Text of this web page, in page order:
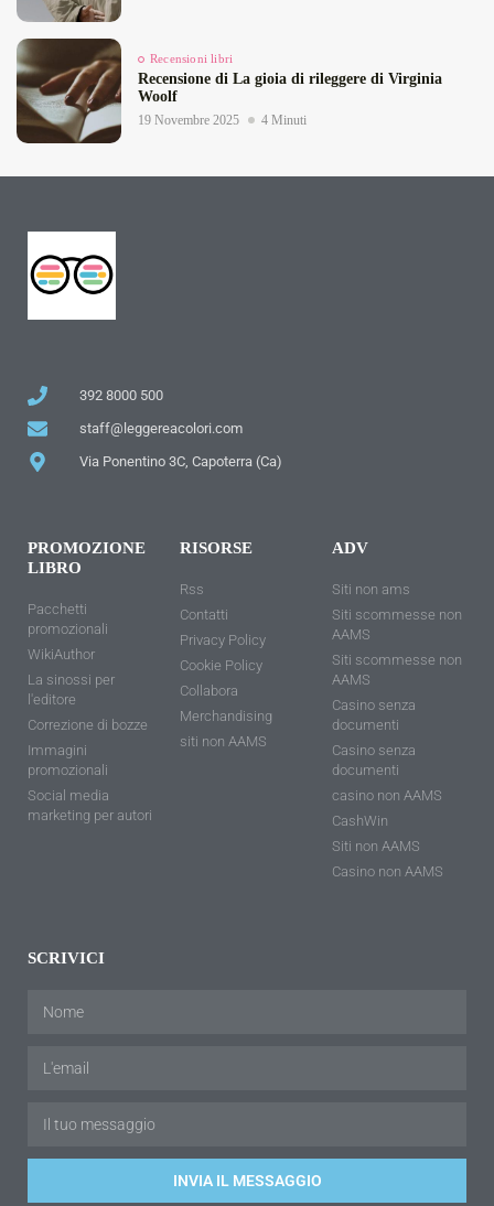
Recensioni libri
Recensione di La gioia di rileggere di Virginia
Woolf
19 Novembre 2025 4 Minuti
392 8000 500
staff@leggereacolori.com
Via Ponentino 3C, Capoterra (Ca)
PROMOZIONE
LIBRO
Pacchetti
promozionali
WikiAuthor
La sinossi per
l'editore
Correzione di bozze
Immagini
promozionali
Social media
marketing per autori
RISORSE
Rss
Contatti
Privacy Policy
Cookie Policy
Collabora
Merchandising
siti non AAMS
ADV
Siti non ams
Siti scommesse non
AAMS
Siti scommesse non
AAMS
Casino senza
documenti
Casino senza
documenti
casino non AAMS
CashWin
Siti non AAMS
Casino non AAMS
SCRIVICI
INVIA IL MESSAGGIO